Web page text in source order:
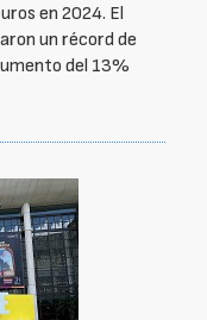
en 2024. El
un récord de
del 13%